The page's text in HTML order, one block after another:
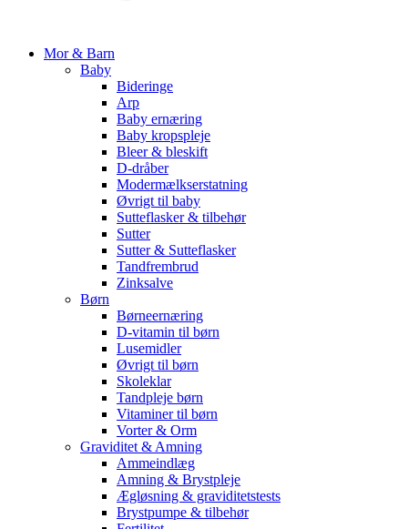
Mor & Barn
Baby
Bideringe
Arp
Baby ernæring
Baby kropspleje
Bleer & bleskift
D-dråber
Modermælkserstatning
Øvrigt til baby
Sutteflasker & tilbehør
Sutter
Sutter & Sutteflasker
Tandfrembrud
Zinksalve
Børn
Børneernæring
D-vitamin til børn
Lusemidler
Øvrigt til børn
Skoleklar
Tandpleje børn
Vitaminer til børn
Vorter & Orm
Graviditet & Amning
Ammeindlæg
Amning & Brystpleje
Ægløsning & graviditetstests
Brystpumpe & tilbehør